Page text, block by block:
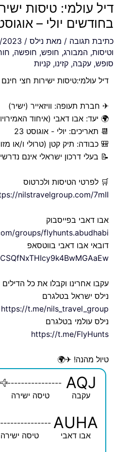
דיל עולמי: טיסות
בחודשים יולי –
כתיבת תגובה / מאת נילס /
2023
וטיסות, המבורג, חופש, חופשה,
סופש, עקבה, קזינו, קניות
דיל עולמי:טיסות ישירות חצי
✈ חברת תעופה: וויזאייר (ישיר)
🌍 יעד: אבו דאבי (איחוד
📆 תאריכים: יולי - אוגוסט 23
🎒 כבודה: תיק קטן (טרולי ו/או
📝 בעלי דרכון ישראלי אינם
🛒 לפרטי הטיסות ולכרטוס
nilstravelgroup.com/7mII
אבו דאבי בפייסבוק
groups/flyhunts.abudhabi
דובאי אבו דאבי בווטסאפ
עקבו אחרינו וקבלו את כל
נילס ישראל בטלגרם
https://t.me/nils_travel_group
נילס עולמי בטלגרם
https://t.me/FlyHunts
טיול מהנה! ✈🌍
AQJ
עקבה
----------------
טיסה ישירה
AUHA
אבו דאבי
טיסה ישירה